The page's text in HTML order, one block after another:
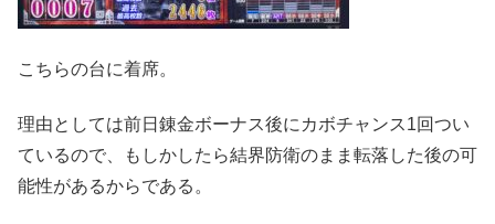
こちらの台に着席。
理由としては前日錬金ボーナス後にカボチャンス1回つい
ているので、もしかしたら結界防衛のまま転落した後の可
能性があるからである。